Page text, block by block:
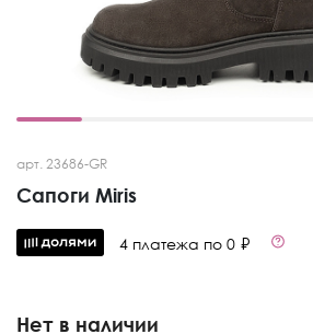
арт. 23686-GR
Сапоги Miris
4 платежа по 0 ₽
Нет в наличии